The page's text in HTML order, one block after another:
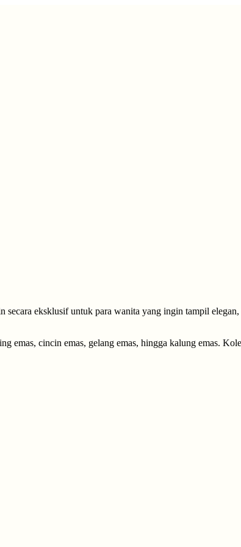
secara eksklusif untuk para wanita yang ingin tampil
emas, cincin emas, gelang emas, hingga kalung emas.